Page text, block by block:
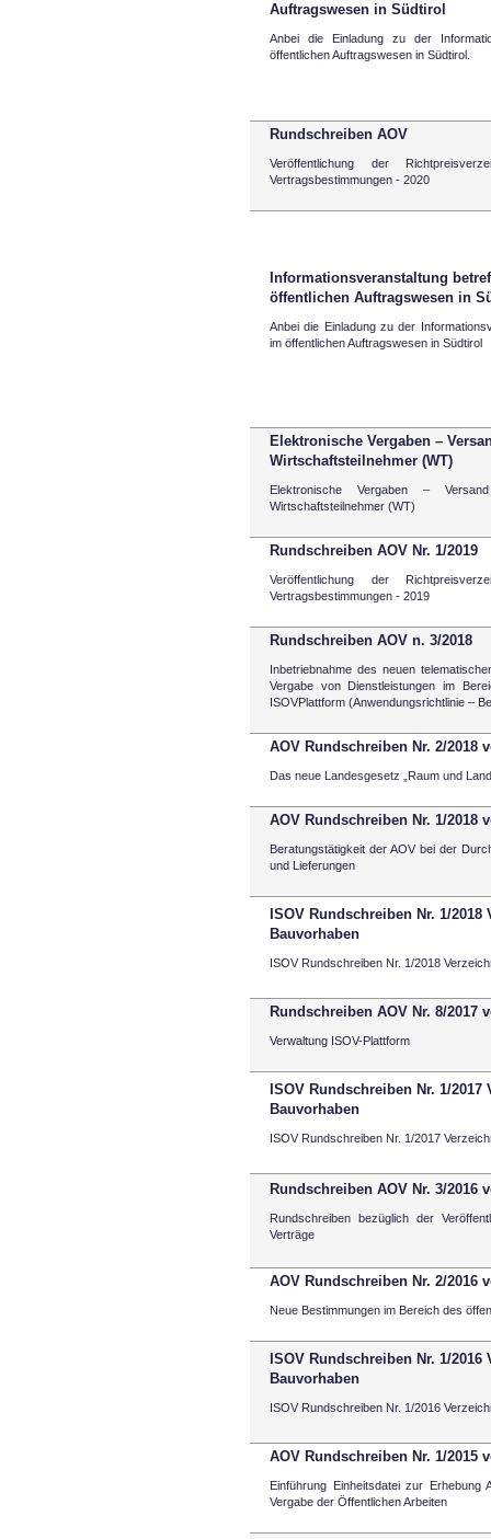
Auftragswesen in Südtirol
Anbei die Einladung zu der
öffentlichen Auftragswesen in Südtirol.
Rundschreiben AOV
Veröffentlichung der
Vertragsbestimmungen - 2020
Informationsveranstaltung
öffentlichen Auftragswesen in
Anbei die Einladung zu der
im öffentlichen Auftragswesen in Südtirol
Elektronische Vergaben –
Wirtschaftsteilnehmer (WT)
Elektronische Vergaben –
Wirtschaftsteilnehmer (WT)
Rundschreiben AOV Nr. 1/2019
Veröffentlichung der
Vertragsbestimmungen - 2019
Rundschreiben AOV n. 3/2018
Inbetriebnahme des neuen
Vergabe von Dienstleistungen im
ISOVPlattform (Anwendungsrichtlinie –
AOV Rundschreiben Nr. 2/2018
Das neue Landesgesetz „Raum und
AOV Rundschreiben Nr. 1/2018
Beratungstätigkeit der AOV bei der
und Lieferungen
ISOV Rundschreiben Nr. 1/
Bauvorhaben
ISOV Rundschreiben Nr. 1/2018
Rundschreiben AOV Nr. 8/2017
Verwaltung ISOV-Plattform
ISOV Rundschreiben Nr. 1/
Bauvorhaben
ISOV Rundschreiben Nr. 1/2017
Rundschreiben AOV Nr. 3/2016
Rundschreiben bezüglich der
Verträge
AOV Rundschreiben Nr. 2/2016
Neue Bestimmungen im Bereich des
ISOV Rundschreiben Nr. 1/
Bauvorhaben
ISOV Rundschreiben Nr. 1/2016
AOV Rundschreiben Nr. 1/2015
Einführung Einheitsdatei zur Erhebung
Vergabe der Öffentlichen Arbeiten